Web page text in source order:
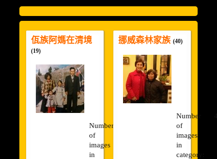
挪威臉書散記
森林寫真
甜蜜雙人房(2人)
溫馨三人房(3人)
佤族阿媽在清境
(19)
Number
of
images
in
挪威森林家族 (40)
Number
of
images
in
category: